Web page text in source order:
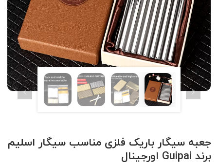
جعبه سیگار باریک فلزی مناسب سیگار اسلیم
برند Guipai اورجینال